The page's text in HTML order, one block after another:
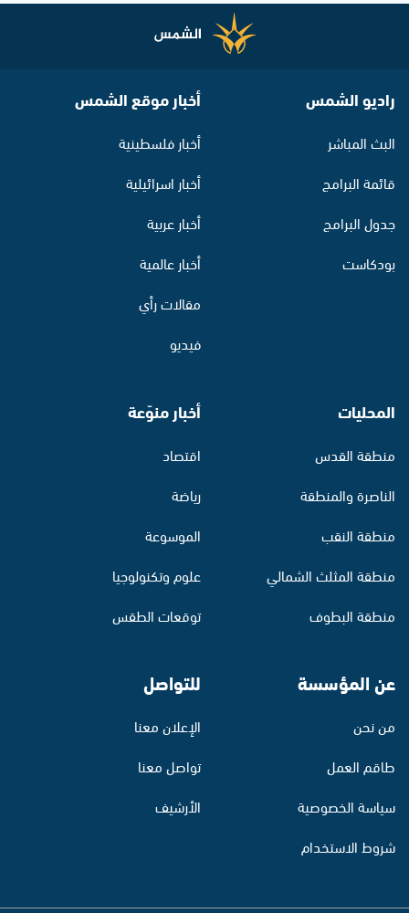
راديو الشمس
البث المباشر
قائمة البرامج
جدول البرامج
بودكاست
أخبار موقع الشمس
أخبار فلسطينية
أخبار اسرائيلية
أخبار عربية
أخبار عالمية
مقالات رأي
فيديو
المحليات
منطقة القدس
الناصرة والمنطقة
منطقة النقب
منطقة المثلث الشمالي
منطقة البطوف
أخبار منوّعة
اقتصاد
رياضة
الموسوعة
علوم وتكنولوجيا
توقعات الطقس
عن المؤسسة
من نحن
طاقم العمل
سياسة الخصوصية
شروط الاستخدام
للتواصل
الإعلان معنا
تواصل معنا
الأرشيف